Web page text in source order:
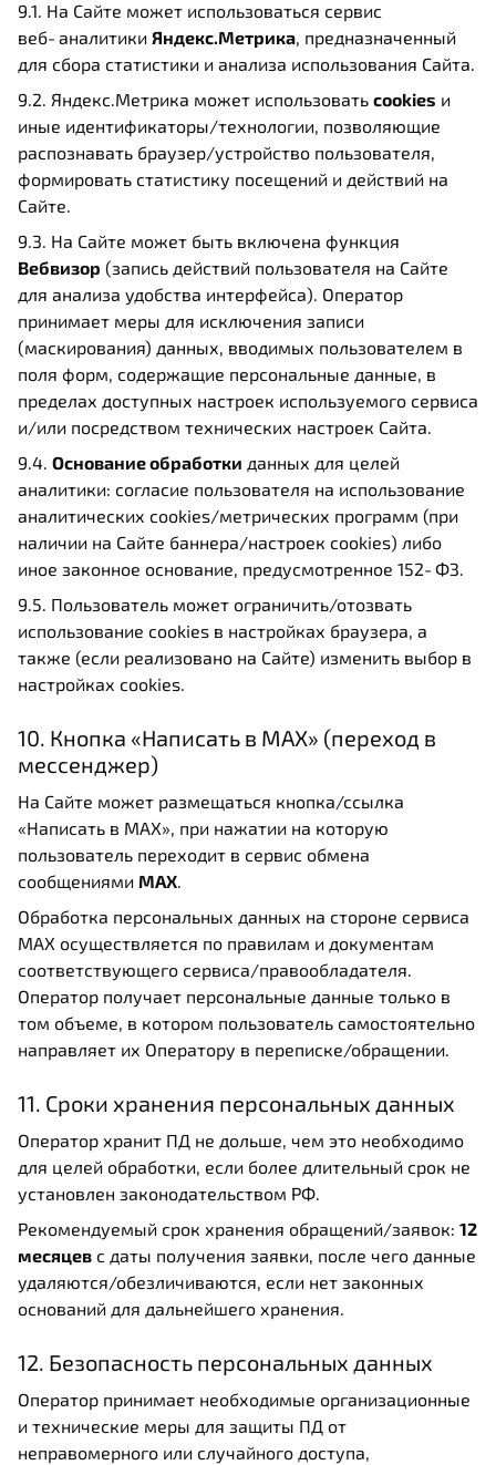
9.1. На Сайте может использоваться сервис
веб‑аналитики Яндекс.Метрика, предназначенный
для сбора статистики и анализа использования Сайта.
9.2. Яндекс.Метрика может использовать cookies и
иные идентификаторы/технологии, позволяющие
распознавать браузер/устройство пользователя,
формировать статистику посещений и действий на
Сайте.
9.3. На Сайте может быть включена функция
Вебвизор (запись действий пользователя на Сайте
для анализа удобства интерфейса). Оператор
принимает меры для исключения записи
(маскирования) данных, вводимых пользователем в
поля форм, содержащие персональные данные, в
пределах доступных настроек используемого сервиса
и/или посредством технических настроек Сайта.
9.4. Основание обработки данных для целей
аналитики: согласие пользователя на использование
аналитических cookies/метрических программ (при
наличии на Сайте баннера/настроек cookies) либо
иное законное основание, предусмотренное 152‑ФЗ.
9.5. Пользователь может ограничить/отозвать
использование cookies в настройках браузера, а
также (если реализовано на Сайте) изменить выбор в
настройках cookies.
10. Кнопка «Написать в MAX» (переход в
мессенджер)
На Сайте может размещаться кнопка/ссылка
«Написать в MAX», при нажатии на которую
пользователь переходит в сервис обмена
сообщениями MAX.
Обработка персональных данных на стороне сервиса
MAX осуществляется по правилам и документам
соответствующего сервиса/правообладателя.
Оператор получает персональные данные только в
том объеме, в котором пользователь самостоятельно
направляет их Оператору в переписке/обращении.
11. Сроки хранения персональных данных
Оператор хранит ПД не дольше, чем это необходимо
для целей обработки, если более длительный срок не
установлен законодательством РФ.
Рекомендуемый срок хранения обращений/заявок: 12
месяцев с даты получения заявки, после чего данные
удаляются/обезличиваются, если нет законных
оснований для дальнейшего хранения.
12. Безопасность персональных данных
Оператор принимает необходимые организационные
и технические меры для защиты ПД от
неправомерного или случайного доступа,